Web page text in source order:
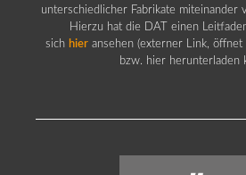
unterschiedlicher Fabrikate miteinander
Hierzu hat die DAT einen
sich hier ansehen (externer Link, öffnet
bzw. hier herunterladen